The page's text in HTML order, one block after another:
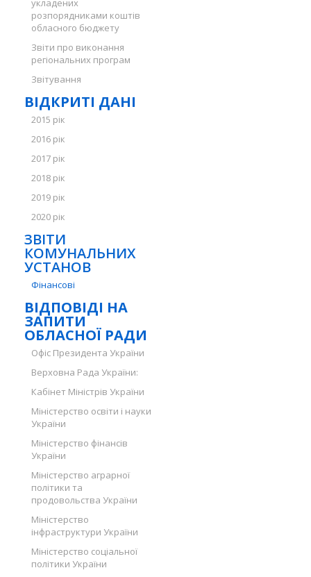
укладених
розпорядниками коштів
обласного бюджету
Звіти про виконання
регіональних програм
Звітування
ВІДКРИТІ ДАНІ
2015 рік
2016 рік
2017 рік
2018 рік
2019 рік
2020 рік
ЗВІТИ
КОМУНАЛЬНИХ
УСТАНОВ
Фінансові
ВІДПОВІДІ НА
ЗАПИТИ
ОБЛАСНОЇ РАДИ
Офіс Президента України
Верховна Рада України:
Кабінет Міністрів України
Міністерство освіти і науки
України
Міністерство фінансів
України
Міністерство аграрної
політики та
продовольства України
Міністерство
інфраструктури України
Міністерство соціальної
політики України